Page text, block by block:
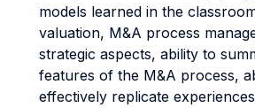
models learned in the
valuation, M&A process
strategic aspects, ability to
features of the M&A process,
effectively replicate